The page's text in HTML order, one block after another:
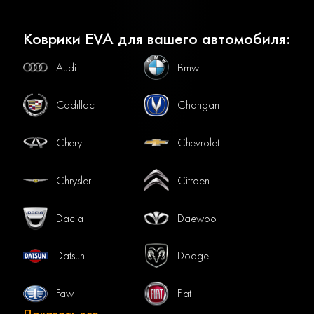
Коврики EVA для вашего автомобиля:
Audi Bmw
Cadillac Changan
Chery Chevrolet
Chrysler Citroen
Dacia Daewoo
Datsun Dodge
Faw Fiat